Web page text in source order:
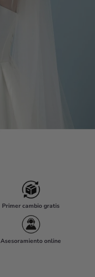
Primer cambio gratis
Asesoramiento online